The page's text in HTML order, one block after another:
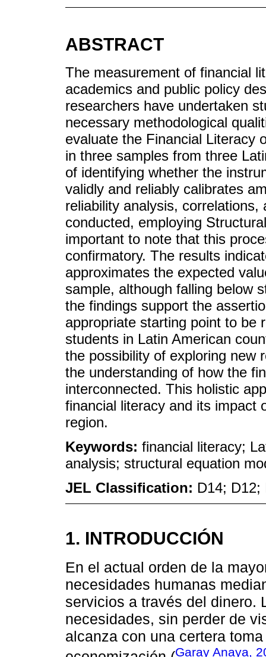
ABSTRACT
The measurement of financial
academics and public policy
researchers have undertaken
necessary methodological
evaluate the Financial Literacy
in three samples from three
of identifying whether the
validly and reliably calibrates
reliability analysis,
conducted, employing
important to note that this
confirmatory. The results
approximates the expected
sample, although falling below
the findings support the
appropriate starting point to be
students in Latin American
the possibility of exploring new
the understanding of how the
interconnected. This holistic
financial literacy and its impact
region.
Keywords: financial literacy;
analysis; structural equation
JEL Classification: D14; D12;
1. INTRODUCCIÓN
En el actual orden de la
necesidades humanas
servicios a través del dinero.
necesidades, sin perder de
alcanza con una certera
Garay Anaya,